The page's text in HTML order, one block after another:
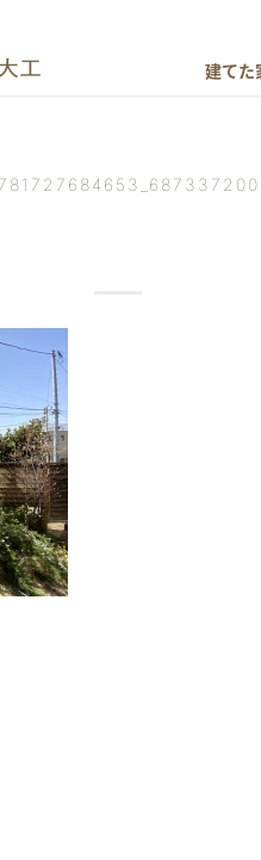
建てた